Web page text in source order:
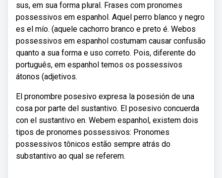
sus, em sua forma plural. Frases com pronomes
possessivos em espanhol. Aquel perro blanco y negro
es el mío. (aquele cachorro branco e preto é. Webos
possessivos em espanhol costumam causar confusão
quanto a sua forma e uso correto. Pois, diferente do
português, em espanhol temos os possessivos
átonos (adjetivos.
El pronombre posesivo expresa la posesión de una
cosa por parte del sustantivo. El posesivo concuerda
con el sustantivo en. Webem espanhol, existem dois
tipos de pronomes possessivos: Pronomes
possessivos tônicos estão sempre atrás do
substantivo ao qual se referem.